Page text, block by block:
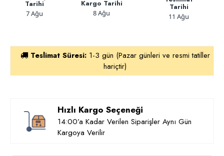
Tarihi
7 Ağu
Kargo Tarihi
8 Ağu
Tarihi
11 Ağu
Teslimat Süresi: 1-3 gün (Pazar günleri ve resmi tatiller
hariçtir)
Hızlı Kargo Seçeneği
14:00’a Kadar Verilen Siparişler Aynı Gün
Kargoya Verilir